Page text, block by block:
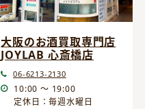
大阪のお酒買取専門店
JOYLAB 心斎橋店
06-6213-2130
10:00 ～ 19:00
定休日：毎週水曜日